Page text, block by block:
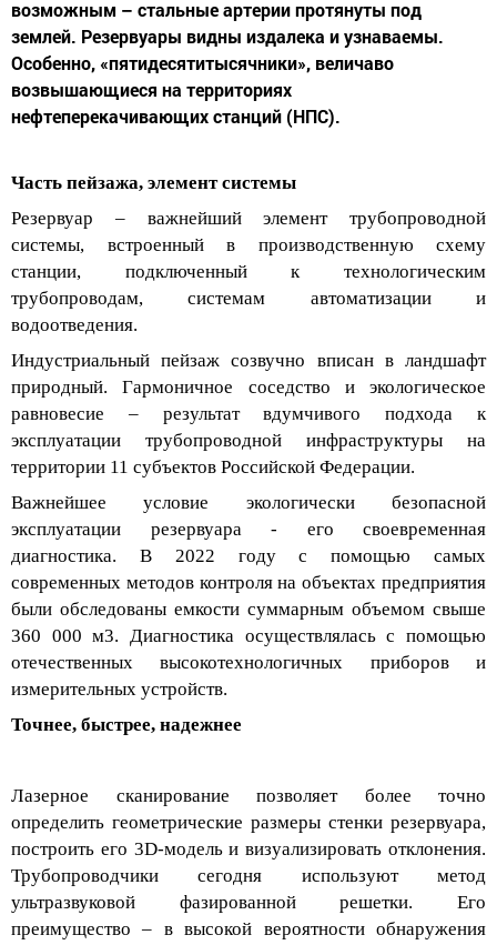
возможным – стальные артерии протянуты под
землей. Резервуары видны издалека и узнаваемы.
Особенно, «пятидесятитысячники», величаво
возвышающиеся на территориях
нефтеперекачивающих станций (НПС).
Часть пейзажа, элемент системы
Резервуар – важнейший элемент трубопроводной
системы, встроенный в производственную схему
станции, подключенный к технологическим
трубопроводам, системам автоматизации и
водоотведения.
Индустриальный пейзаж созвучно вписан в ландшафт
природный. Гармоничное соседство и экологическое
равновесие – результат вдумчивого подхода к
эксплуатации трубопроводной инфраструктуры на
территории 11 субъектов Российской Федерации.
Важнейшее условие экологически безопасной
эксплуатации резервуара - его своевременная
диагностика. В 2022 году с помощью самых
современных методов контроля на объектах предприятия
были обследованы емкости суммарным объемом свыше
360 000 м3.
Диагностика осуществлялась с помощью
отечественных высокотехнологичных приборов и
измерительных устройств.
Точнее, быстрее, надежнее
Лазерное сканирование позволяет более точно
определить геометрические размеры стенки резервуара,
построить его 3D-модель и визуализировать отклонения.
Трубопроводчики сегодня используют метод
ультразвуковой фазированной решетки. Его
преимущество – в высокой вероятности обнаружения